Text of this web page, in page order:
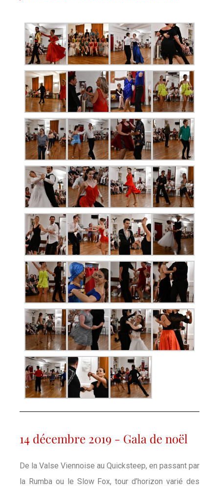
14 décembre 2019 - Gala de noël
De la Valse Viennoise au Quicksteep, en passant par
la Rumba ou le Slow Fox, tour d’horizon varié des